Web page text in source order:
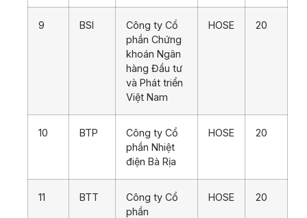
9 BSI
Công ty Cổ
phần Chứng
khoán Ngân
hàng Đầu tư
và Phát triển
Việt Nam
HOSE 20
10 BTP
Công ty Cổ
phần Nhiệt
điện Bà Rịa
HOSE 20
11 BTT
Công ty Cổ
phần
HOSE 20